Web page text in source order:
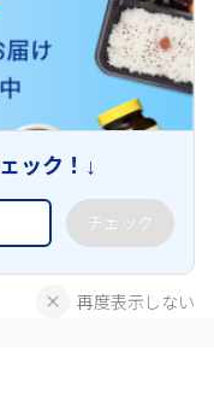
ック！↓
チェック
再度表示しない